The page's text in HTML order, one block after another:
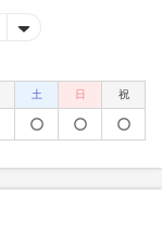
土 日 祝